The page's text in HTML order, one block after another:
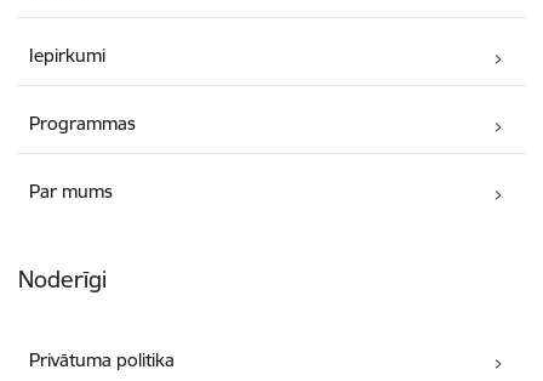
Iepirkumi
Programmas
Par mums
Noderīgi
Privātuma politika